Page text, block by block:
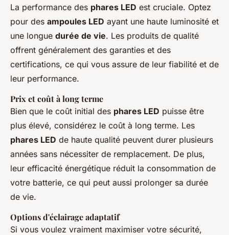
La performance des phares LED est cruciale. Optez
pour des ampoules LED ayant une haute luminosité et
une longue durée de vie. Les produits de qualité
offrent généralement des garanties et des
certifications, ce qui vous assure de leur fiabilité et de
leur performance.
Prix et coût à long terme
Bien que le coût initial des phares LED puisse être
plus élevé, considérez le coût à long terme. Les
phares LED de haute qualité peuvent durer plusieurs
années sans nécessiter de remplacement. De plus,
leur efficacité énergétique réduit la consommation de
votre batterie, ce qui peut aussi prolonger sa durée
de vie.
Options d'éclairage adaptatif
Si vous voulez vraiment maximiser votre sécurité,